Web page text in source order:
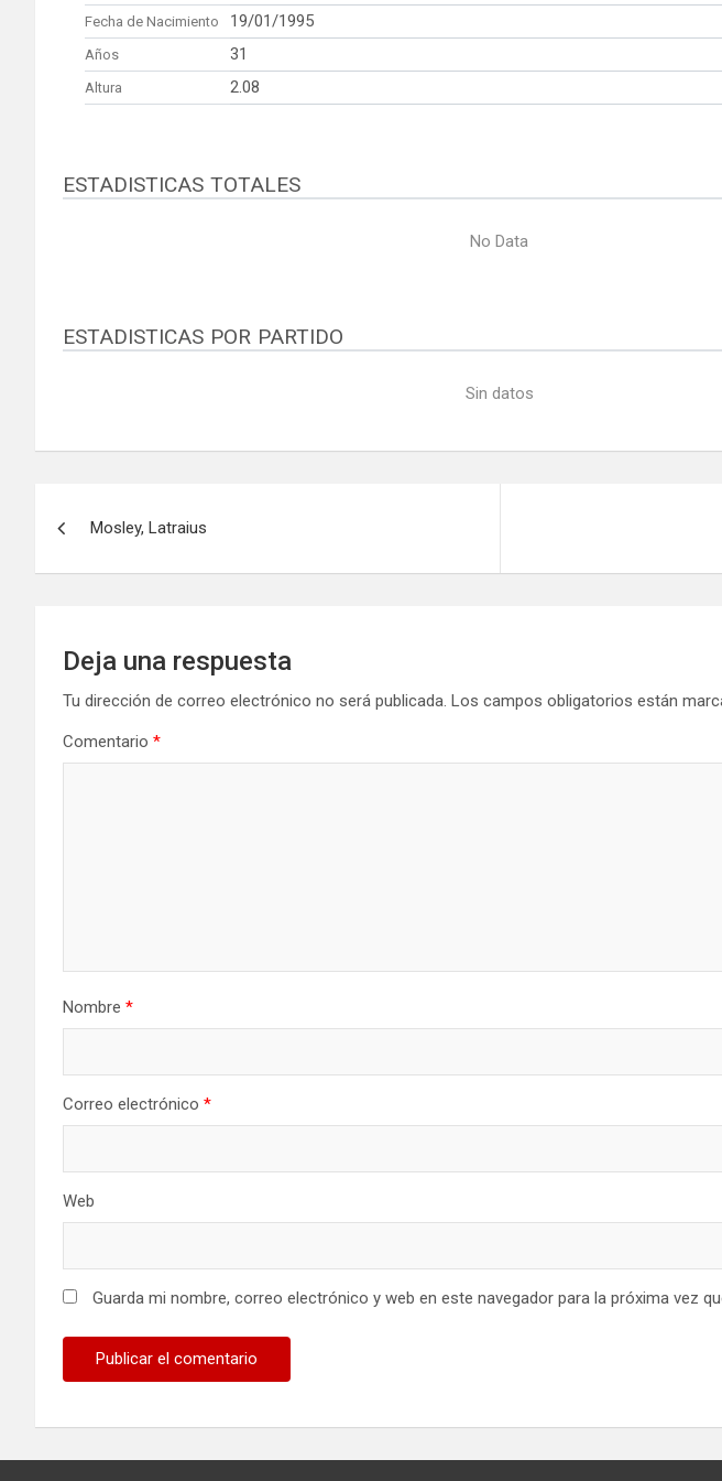
Fecha de Nacimiento 19/01/1995
Años 31
Altura 2.08
ESTADISTICAS TOTALES
No Data
ESTADISTICAS POR PARTIDO
Sin datos
Mosley, Latraius
Deja una respuesta
Tu dirección de correo electrónico no será publicada. Los campos obligatorios están
Comentario *
Nombre *
Correo electrónico *
Web
Guarda mi nombre, correo electrónico y web en este navegador para la próxima vez